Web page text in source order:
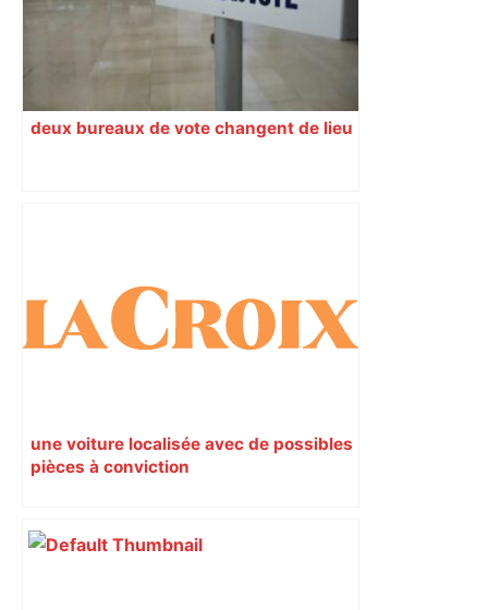
deux bureaux de vote changent de lieu
une voiture localisée avec de possibles
pièces à conviction